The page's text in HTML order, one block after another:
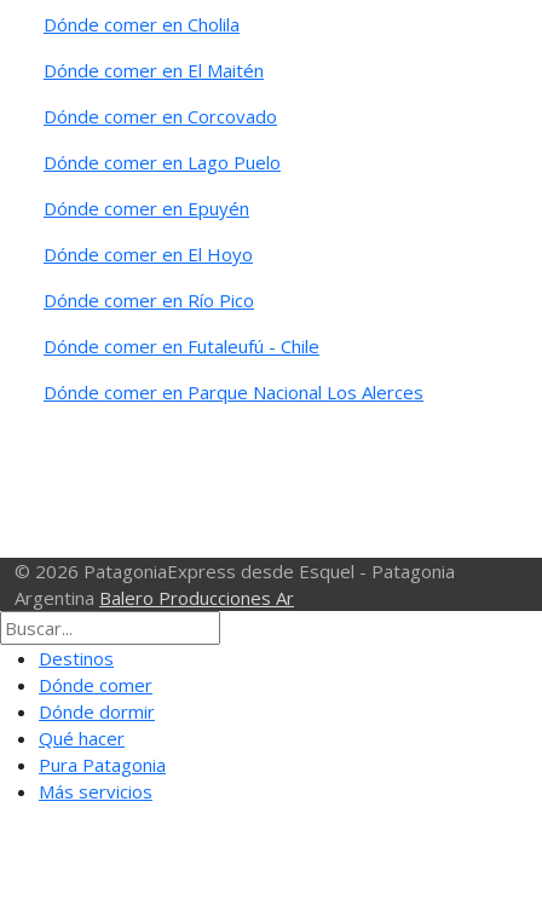
Dónde comer en Cholila
Dónde comer en El Maitén
Dónde comer en Corcovado
Dónde comer en Lago Puelo
Dónde comer en Epuyén
Dónde comer en El Hoyo
Dónde comer en Río Pico
Dónde comer en Futaleufú - Chile
Dónde comer en Parque Nacional Los Alerces
© 2026 PatagoniaExpress desde Esquel - Patagonia
Argentina Balero Producciones Ar
Destinos
Dónde comer
Dónde dormir
Qué hacer
Pura Patagonia
Más servicios